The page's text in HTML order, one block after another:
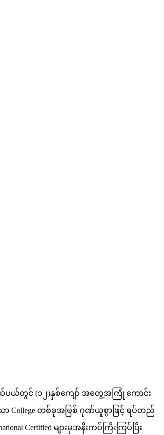
နယ်ပယ်တွင် (၁၂)နှစ်ကျော် အတွေ့အကြုံ ကောင်း
ခဲ့သော College တစ်ခုအဖြစ် ဂုဏ်ယူစွာဖြင့် ရပ်တည်
Certified များမှအနီးကပ်ကြီးကြပ်ပြီး